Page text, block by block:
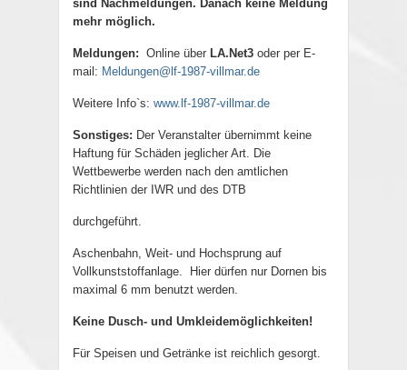
sind Nachmeldungen. Danach keine Meldung
mehr möglich.
Meldungen: Online über LA.Net3 oder per E-
mail: Meldungen@lf-1987-villmar.de
Weitere Info`s: www.lf-1987-villmar.de
Sonstiges: Der Veranstalter übernimmt keine
Haftung für Schäden jeglicher Art. Die
Wettbewerbe werden nach den amtlichen
Richtlinien der IWR und des DTB
durchgeführt.
Aschenbahn, Weit- und Hochsprung auf
Vollkunststoffanlage.
Hier dürfen nur Dornen bis
maximal 6 mm benutzt werden.
Keine Dusch- und Umkleidemöglichkeiten!
Für Speisen und Getränke ist reichlich gesorgt.